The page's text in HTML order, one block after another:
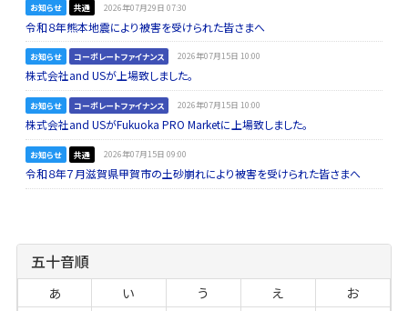
お知らせ 共通 2026年07月29日 07:30
令和８年熊本地震により被害を受けられた皆さまへ
お知らせ コーポレートファイナンス 2026年07月15日 10:00
株式会社and USが上場致しました。
お知らせ コーポレートファイナンス 2026年07月15日 10:00
株式会社and USがFukuoka PRO Marketに上場致しました。
お知らせ 共通 2026年07月15日 09:00
令和８年７月滋賀県甲賀市の土砂崩れにより被害を受けられた皆さまへ
五十音順
あ い う え
お